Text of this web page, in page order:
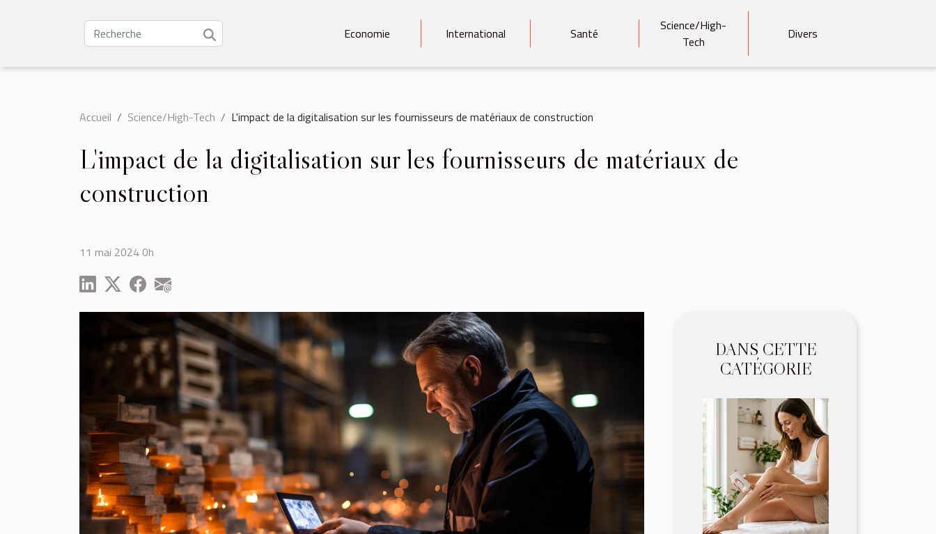
Economie International Santé
Science/High-
Tech
Divers
Accueil Science/High-Tech L'impact de la digitalisation sur les fournisseurs de matériaux de construction
L'impact de la digitalisation sur les fournisseurs de matériaux de
construction
11 mai 2024 0h
DANS CETTE
CATÉGORIE